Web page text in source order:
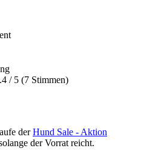
/ 5 (7 Stimmen)
derHund Sale - Aktion
der Vorrat reicht.